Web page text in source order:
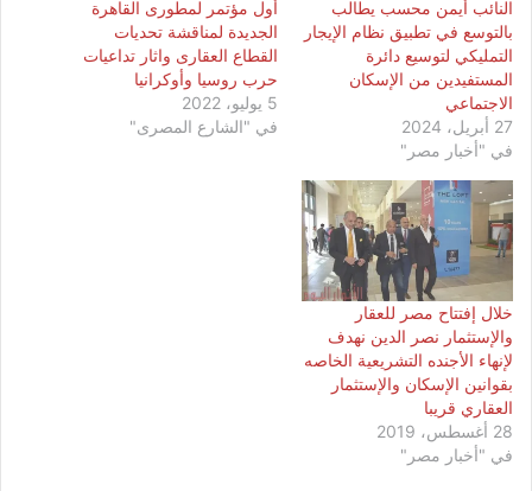
النائب أيمن محسب يطالب
بالتوسع في تطبيق نظام الإيجار
التمليكي لتوسيع دائرة
المستفيدين من الإسكان
الاجتماعي
27 أبريل، 2024
في "أخبار مصر"
أول مؤتمر لمطورى القاهرة
الجديدة لمناقشة تحديات
القطاع العقارى واثار تداعيات
حرب روسيا وأوكرانيا
5 يوليو، 2022
في "الشارع المصرى"
خلال إفتتاح مصر للعقار
والإستثمار نصر الدين نهدف
لإنهاء الأجنده التشريعية الخاصه
بقوانين الإسكان والإستثمار
العقاري قريبا
28 أغسطس، 2019
في "أخبار مصر"